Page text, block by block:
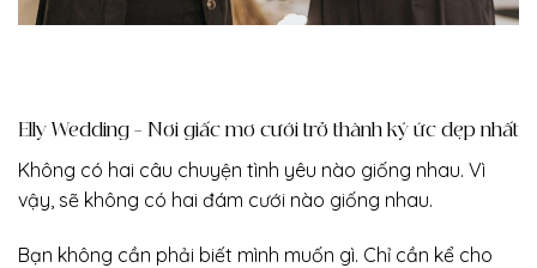
Elly Wedding – Nơi giấc mơ cưới trở thành ký ức đẹp nhất
Không có hai câu chuyện tình yêu nào giống nhau. Vì
vậy, sẽ không có hai đám cưới nào giống nhau.
Bạn không cần phải biết mình muốn gì. Chỉ cần kể cho